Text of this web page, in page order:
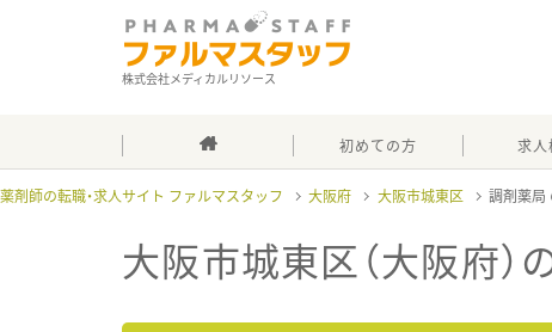
株式会社メディカルリソース
初めての方 求人
薬剤師の転職・求人サイト ファルマスタッフ 大阪府 大阪市城東区 調剤薬局
大阪市城東区（大阪府）